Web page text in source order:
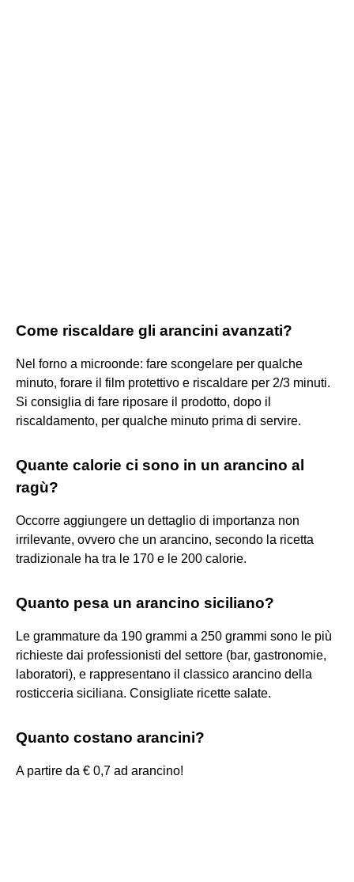
Come riscaldare gli arancini avanzati?
Nel forno a microonde: fare scongelare per qualche
minuto, forare il film protettivo e riscaldare per 2/3 minuti.
Si consiglia di fare riposare il prodotto, dopo il
riscaldamento, per qualche minuto prima di servire.
Quante calorie ci sono in un arancino al
ragù?
Occorre aggiungere un dettaglio di importanza non
irrilevante, ovvero che un arancino, secondo la ricetta
tradizionale ha tra le 170 e le 200 calorie.
Quanto pesa un arancino siciliano?
Le grammature da 190 grammi a 250 grammi sono le più
richieste dai professionisti del settore (bar, gastronomie,
laboratori), e rappresentano il classico arancino della
rosticceria siciliana. Consigliate ricette salate.
Quanto costano arancini?
A partire da € 0,7 ad arancino!